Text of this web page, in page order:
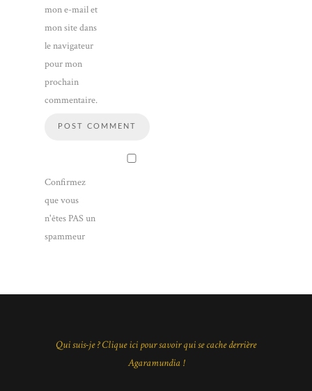
mon e-mail et
mon site dans
le navigateur
pour mon
prochain
commentaire.
Confirmez
que vous
n'êtes PAS un
spammeur
Qui suis-je ? Clique ici pour savoir qui se cache derrière
Agaramundia !